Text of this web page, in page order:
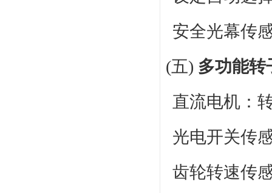
安全光幕传
(五) 多功能转
直流电机：
光电开关传
齿轮转速传